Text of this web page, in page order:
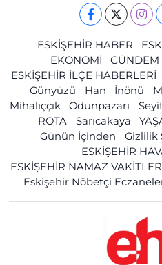
ESKİŞEHİR HABER
EKONOMİ
GÜNDEM
ESKİŞEHİR İLÇE HABERLERİ
Günyüzü
Han İnönü
Mihalıççık
Odunpazarı
ROTA
Sarıcakaya
Günün İçinden
Gizlilik
ESKİŞEHİR
ESKİŞEHİR NAMAZ
Eskişehir Nöbetçi